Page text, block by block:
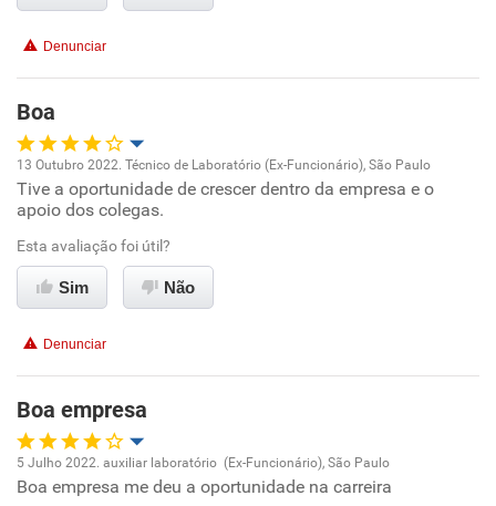
Não recomenda esta empresa
Não recomenda a diretoria
Denunciar
Boa
Oportunidade de promoção
Ambiente de trabalho
Conciliação com a vida familiar
Recomenda esta empresa
Recomenda a diretoria
13 Outubro 2022. Técnico de Laboratório (Ex-Funcionário), São Paulo
Tive a oportunidade de crescer dentro da empresa e o
apoio dos colegas.
Esta avaliação foi útil?
Sim Não
Denunciar
Boa empresa
Oportunidade de promoção
5 Julho 2022. auxiliar laboratório (Ex-Funcionário), São Paulo
Boa empresa me deu a oportunidade na carreira